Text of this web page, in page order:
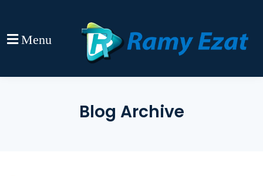
Menu
Blog Archive